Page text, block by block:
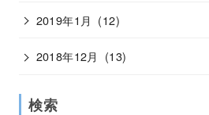
2019年1月 (12)
2018年12月 (13)
検索